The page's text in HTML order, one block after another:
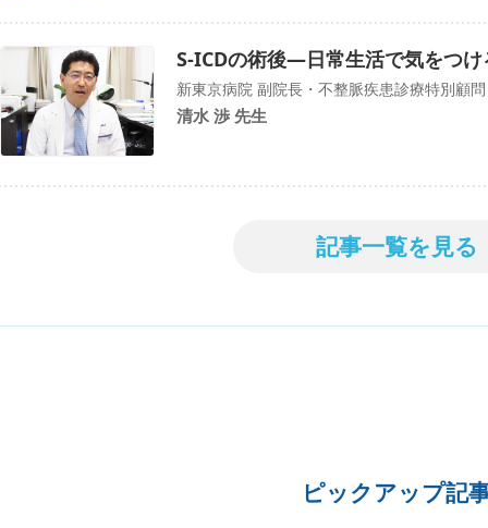
S-ICDの術後―日常生活で気をつ
新東京病院 副院長・不整脈疾患診療特別顧問
清水 渉 先生
記事一覧を見る
ピックアップ記